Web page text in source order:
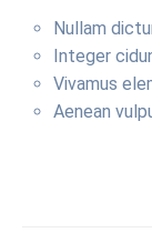
Nullam
Integer
Vivamus
Aenean